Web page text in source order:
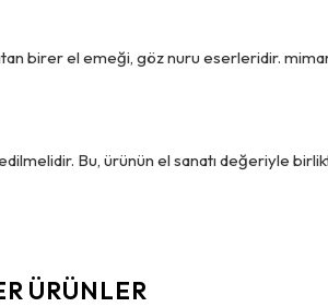
birer el emeği, göz nuru eserleridir.
Bu, ürünün el sanatı değeriyle
ÜRÜNLER